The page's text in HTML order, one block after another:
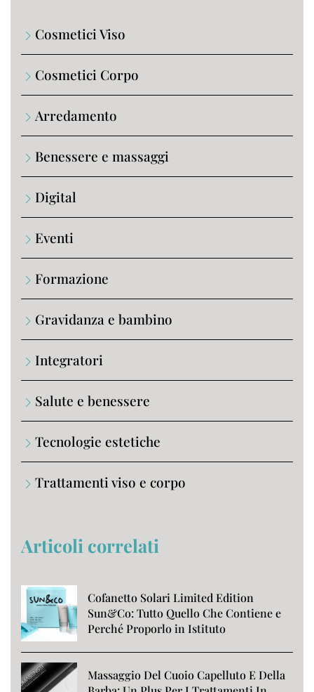
Cosmetici Viso
Cosmetici Corpo
Arredamento
Benessere e massaggi
Digital
Eventi
Formazione
Gravidanza e bambino
Integratori
Salute e benessere
Tecnologie estetiche
Trattamenti viso e corpo
Articoli correlati
Cofanetto Solari Limited Edition
Sun&Co: Tutto Quello Che Contiene e
Perché Proporlo in Istituto
Massaggio Del Cuoio Capelluto E Della